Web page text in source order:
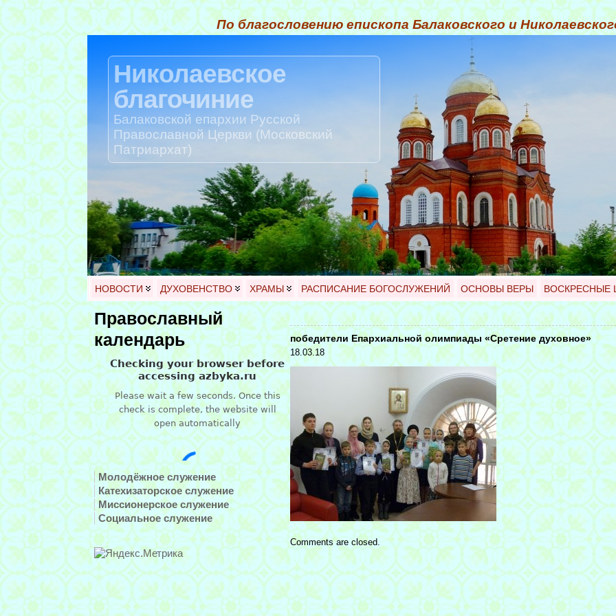
По благословению епископа Балаковского и
Николаевское
благочиние
Балаковской епархии Русской
Православной Церкви (Московский
Патриархат)
НОВОСТИ ДУХОВЕНСТВО ХРАМЫ РАСПИСАНИЕ БОГОСЛУЖЕНИЙ ОСНОВЫ ВЕРЫ ВОСКРЕСНЫЕ
Православный
календарь
Молодёжное служение
Катехизаторское служение
Миссионерское служение
Социальное служение
победители Епархиальной олимпиады «Сретение духовное»
18.03.18
Comments are closed.